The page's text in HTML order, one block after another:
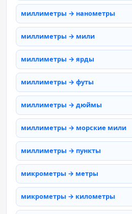
миллиметры → нанометры
миллиметры → мили
миллиметры → ярды
миллиметры → футы
миллиметры → дюймы
миллиметры → морские мили
миллиметры → пункты
микрометры → метры
микрометры → километры